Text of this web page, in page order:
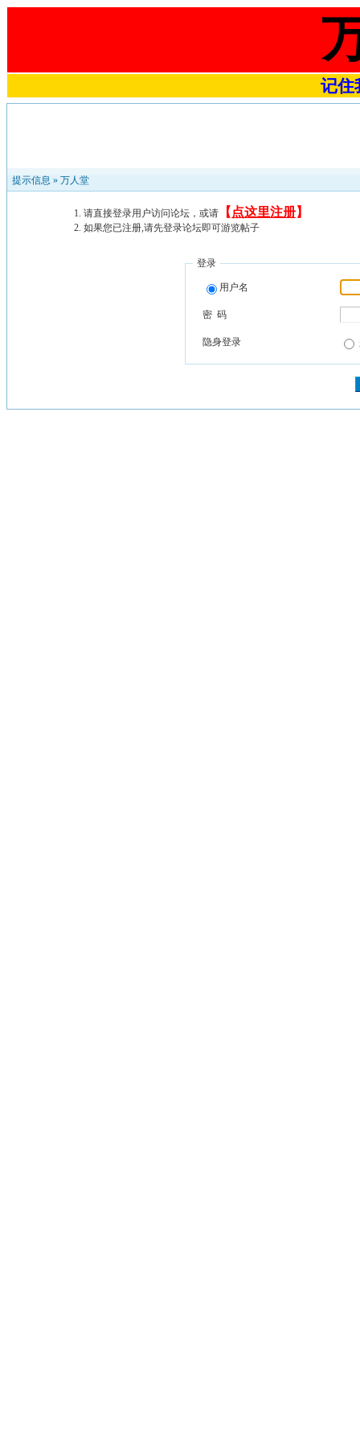
记住
提示信息 » 万人堂
请直接登录用户访问论坛，或请 【 点这里注册】
如果您已注册,请先登录论坛即可游览帖子
登录
用户名
密 码
隐身登录